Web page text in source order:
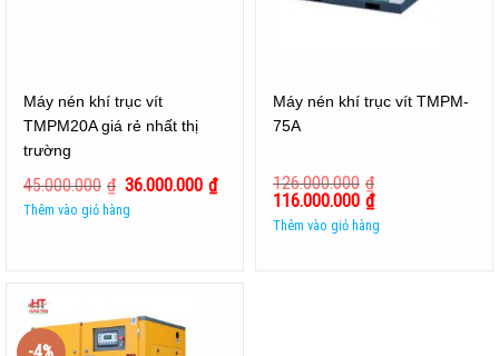
Máy nén khí trục vít
TMPM20A giá rẻ nhất thị
trường
45.000.000 ₫ 36.000.000 ₫
Thêm vào giỏ hàng
Máy nén khí trục vít TMPM-
75A
126.000.000 ₫
116.000.000 ₫
Thêm vào giỏ hàng